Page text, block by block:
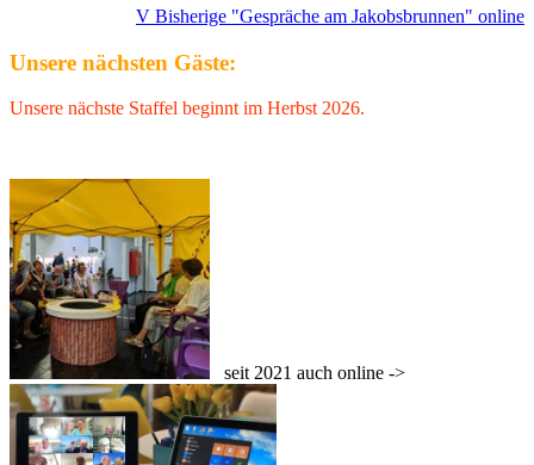
V Bisherige "Gespräche am Jakobsbrunnen" online
Unsere nächsten Gäste:
Unsere nächste Staffel beginnt im Herbst 2026.
seit 2021 auch online ->